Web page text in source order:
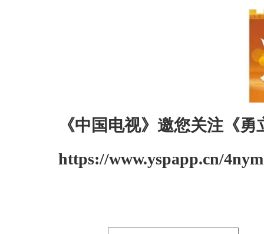
《中国电视》邀您关注《
https://www.yspapp.cn/4nym